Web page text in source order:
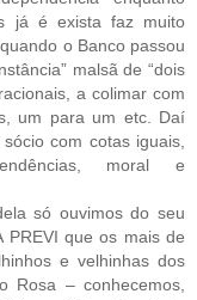
já é exista faz muito
o Banco passou
malsã de “dois
a colimar com
um para um etc. Daí
com cotas iguais,
moral e
só ouvimos do seu
PREVI que os mais de
e velhinhas dos
Rosa – conhecemos,